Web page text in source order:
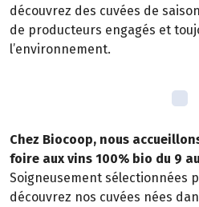
découvrez des cuvées de
de producteurs engagés et
l’environnement.
Chez Biocoop, nous
foire aux vins 100% bio du 9
Soigneusement sélectionnées
découvrez nos cuvées nées